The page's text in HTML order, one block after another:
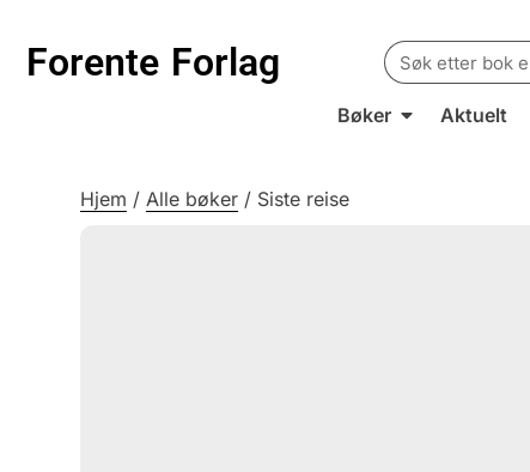
Forente Forlag
Search
for:
Bøker Aktuelt
Hjem /Alle bøker / Siste reise